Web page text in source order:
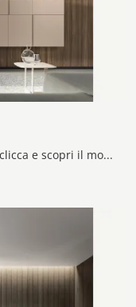
Pareti attrezzate e pensili Alf Da Frè: clicca e scopri il modello Day Collection 10 e potrai impreziosire stanze moderne di ogni tipo.